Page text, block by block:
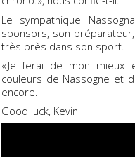
Le sympathique
sponsors, son
très près dans son sport.
« Je ferai de mon mieux
couleurs de Nassogne et
encore.
Good luck, Kevin